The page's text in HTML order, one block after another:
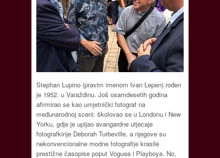
Stephan Lupino (pravim imenom Ivan Lepen) rođen
je 1952. u Varaždinu. Još osamdesetih godina
afirmirao se kao umjetnički fotograf na
međunarodnoj sceni: školovao se u Londonu i New
Yorku, gdje je upijao avangardne utjecaje
fotografkinje Deborah Turbeville, a njegove su
nekonvencionalne modne fotografije krasile
prestižne časopise poput Voguea i Playboya. No,